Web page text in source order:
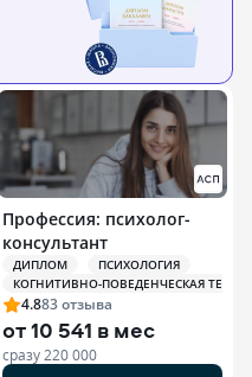
Профессия: психолог-
консультант
ДИПЛОМ
ПСИХОЛОГИЯ
КОГНИТИВНО-ПОВЕДЕНЧЕСКАЯ
4.883отзыва
от10 541 в мес
сразу 220 000